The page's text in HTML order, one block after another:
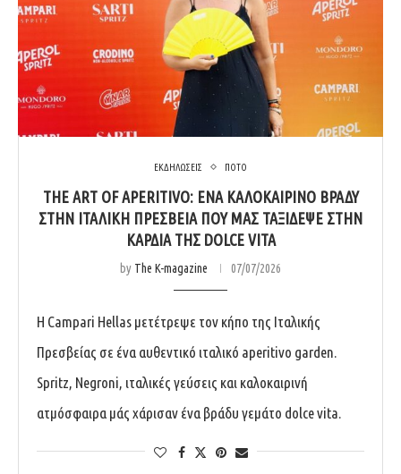
ΕΚΔΗΛΩΣΕΙΣ ΠΟΤΟ
THE ART OF APERITIVO: ΈΝΑ ΚΑΛΟΚΑΙΡΙΝΌ ΒΡΆΔΥ
ΣΤΗΝ ΙΤΑΛΙΚΉ ΠΡΕΣΒΕΊΑ ΠΟΥ ΜΑΣ ΤΑΞΊΔΕΨΕ ΣΤΗΝ
ΚΑΡΔΙΆ ΤΗΣ DOLCE VITA
by The K-magazine 07/07/2026
Η Campari Hellas μετέτρεψε τον κήπο της Ιταλικής
Πρεσβείας σε ένα αυθεντικό ιταλικό aperitivo garden.
Spritz, Negroni, ιταλικές γεύσεις και καλοκαιρινή
ατμόσφαιρα μάς χάρισαν ένα βράδυ γεμάτο dolce vita.